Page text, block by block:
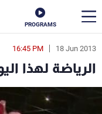
PROGRAMS
18 Jun 2013
16:45 PM
الرياضة لهذا
en
الأخبار